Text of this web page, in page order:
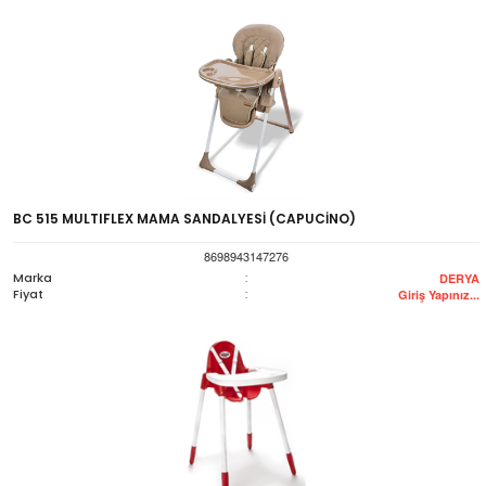
BC 515 MULTIFLEX MAMA SANDALYESİ (CAPUCİNO)
8698943147276
Marka
: DERYA
Fiyat : Giriş Yapınız...